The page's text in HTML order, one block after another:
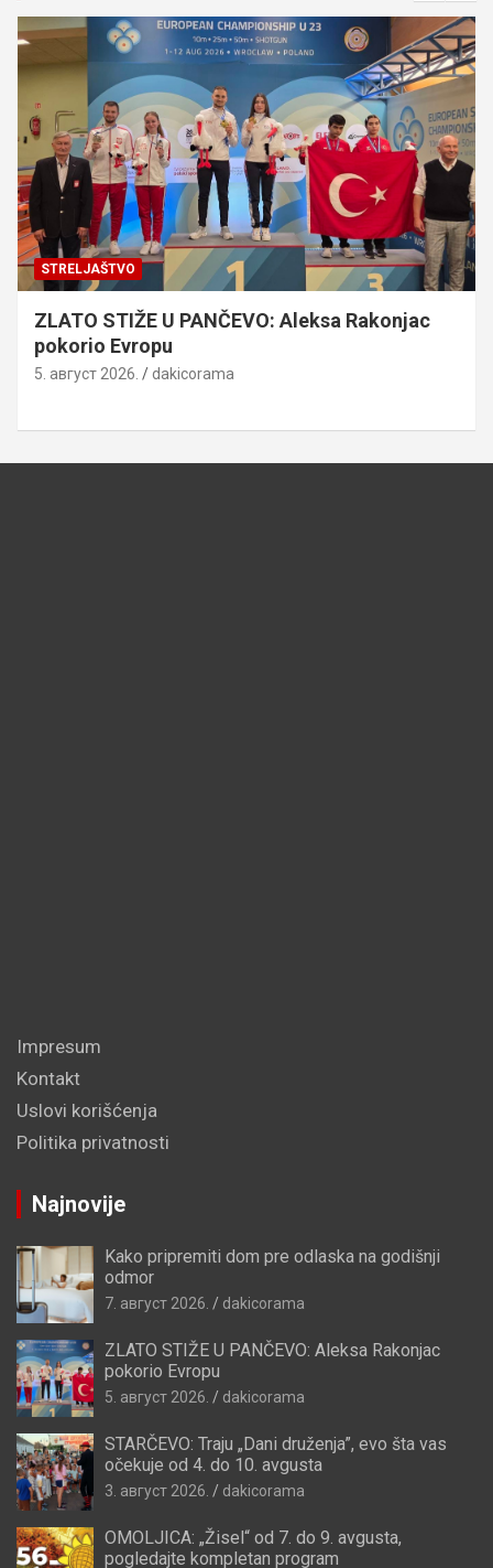
STRELJAŠTVO
ZLATO STIŽE U PANČEVO: Aleksa Rakonjac
pokorio Evropu
5. август 2026. dakicorama
Impresum
Kontakt
Uslovi korišćenja
Politika privatnosti
Najnovije
Kako pripremiti dom pre odlaska na godišnji
odmor
7. август 2026. dakicorama
ZLATO STIŽE U PANČEVO: Aleksa Rakonjac
pokorio Evropu
5. август 2026. dakicorama
STARČEVO: Traju „Dani druženja”, evo šta vas
očekuje od 4. do 10. avgusta
3. август 2026. dakicorama
OMOLJICA: „Žisel“ od 7. do 9. avgusta,
pogledajte kompletan program